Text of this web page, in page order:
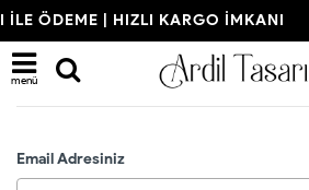
İLE ÖDEME | HIZLI KARGO İMKANI
menü Sipariş Takibi
Email Adresiniz